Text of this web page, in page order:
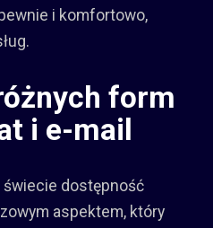
i komfortowo,
form
i e-mail
dostępność
aspektem, który